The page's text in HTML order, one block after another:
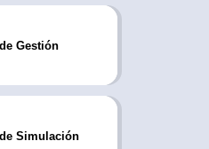
Gestión
Simulación